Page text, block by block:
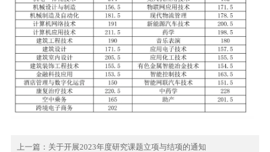
上一篇： 关于开展2023年度研究课题立项与结项的通知